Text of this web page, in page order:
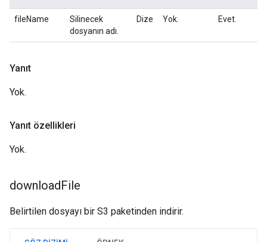
fileName
Silinecek
dosyanın adı.
Dize Yok. Evet.
Yanıt
Yok.
Yanıt özellikleri
Yok.
downloadFile
Belirtilen dosyayı bir S3 paketinden indirir.